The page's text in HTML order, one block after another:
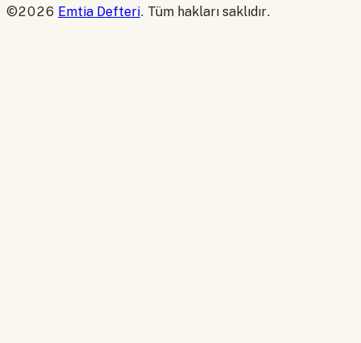
©2026 Emtia Defteri. Tüm hakları saklıdır.